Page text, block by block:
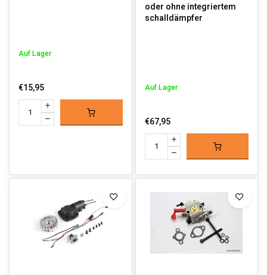
Auf Lager
€15,95
oder ohne integriertem
schalldämpfer
Auf Lager
€67,95